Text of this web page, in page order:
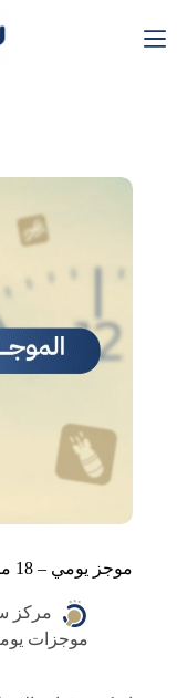
إلى
المحتوى
موجز يومي – 18 مايو 2026
مركز
موجزات